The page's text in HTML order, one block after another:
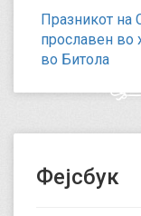
Празникот на
прославен во
во Битола
Фејсбук